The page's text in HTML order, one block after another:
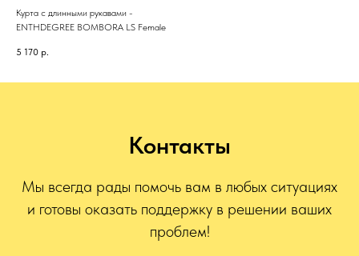
Курта с длинными рукавами -
ENTHDEGREE BOMBORA LS Female
5 170 р.
Контакты
Мы всегда рады помочь вам в любых ситуациях
и готовы оказать поддержку в решении ваших
проблем!